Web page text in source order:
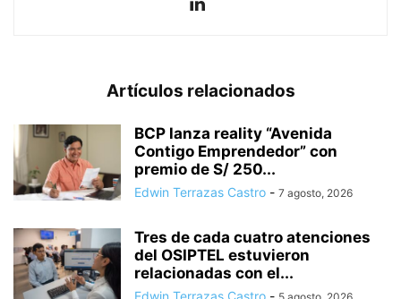
Artículos relacionados
BCP lanza reality “Avenida
Contigo Emprendedor” con
premio de S/ 250...
Edwin Terrazas Castro - 7 agosto, 2026
Tres de cada cuatro atenciones
del OSIPTEL estuvieron
relacionadas con el...
Edwin Terrazas Castro -